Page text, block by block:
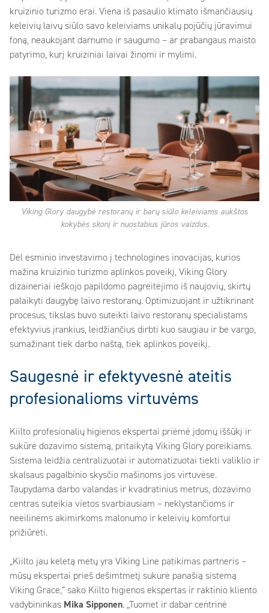
kruizinio turizmo erai. Viena iš pasaulio klimato išmančiausių
keleivių laivų siūlo savo keleiviams unikalų pojūčių jūravimui
foną, neaukojant darnumo ir saugumo – ar prabangaus maisto
patyrimo, kurį kruiziniai laivai žinomi ir mylimi.
Viking Glory daugybė restoranų ir barų siūlo keleiviams aukštos
kokybės skonį ir nuostabius jūros vaizdus.
Dėl esminio investavimo į technologines inovacijas, kurios
mažina kruizinio turizmo aplinkos poveikį, Viking Glory
dizaineriai ieškojo papildomo pagreitėjimo iš naujovių, skirtų
palaikyti daugybę laivo restoranų. Optimizuojant ir užtikrinant
procesus, tikslas buvo suteikti laivo restoranų specialistams
efektyvius įrankius, leidžiančius dirbti kuo saugiau ir be vargo,
sumažinant tiek darbo naštą, tiek aplinkos poveikį.
Saugesnė ir efektyvesnė ateitis
profesionalioms virtuvėms
Kiilto profesionalių higienos ekspertai priėmė įdomų iššūkį ir
sukūrė dozavimo sistemą, pritaikytą Viking Glory poreikiams.
Sistema leidžia centralizuotai ir automatizuotai tiekti valiklio ir
skalsaus pagalbinio skysčio mašinoms jos virtuvėse.
Taupydama darbo valandas ir kvadratinius metrus, dozavimo
centras suteikia vietos svarbiausiam – neklystančioms ir
neeilinėms akimirkoms malonumo ir keleivių komfortui
prižiūrėti.
„Kiilto jau keletą metų yra Viking Line patikimas partneris –
mūsų ekspertai prieš dešimtmetį sukurė panašią sistemą
Viking Grace,” sako Kiilto higienos ekspertas ir raktinio kliento
vadybininkas Mika Sipponen. „Tuomet ir dabar centrinė